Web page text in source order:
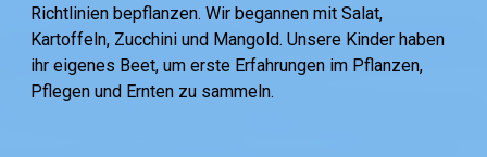
Richtlinien bepflanzen. Wir begannen mit Salat,
Kartoffeln, Zucchini und Mangold. Unsere Kinder haben
ihr eigenes Beet, um erste Erfahrungen im Pflanzen,
Pflegen und Ernten zu sammeln.